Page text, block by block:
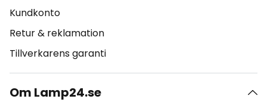
Kundkonto
Retur & reklamation
Tillverkarens garanti
Om Lamp24.se